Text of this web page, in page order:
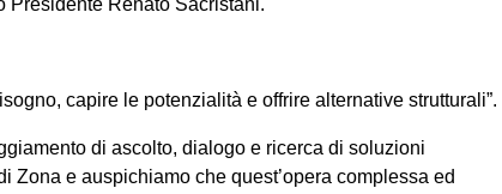
Presidente Renato Sacristani.
capire le potenzialità e offrire alternative strutturali”.
di ascolto, dialogo e ricerca di soluzioni
e auspichiamo che quest’opera complessa ed